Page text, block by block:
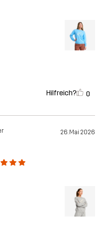
Hilfreich? 0
26. Mai 2026